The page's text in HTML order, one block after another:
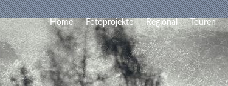
Home Fotoprojekte Regional Touren